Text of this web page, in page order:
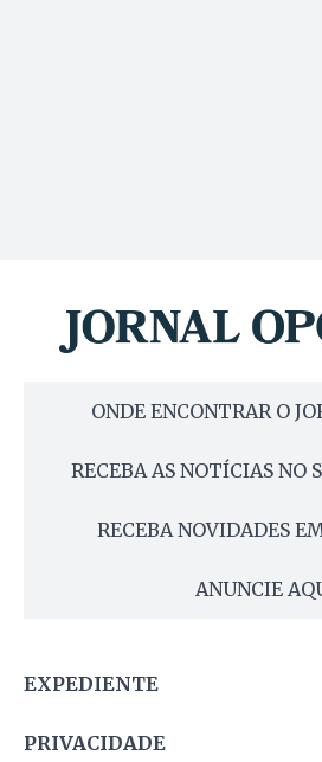
ONDE ENCONTRAR O
RECEBA AS NOTÍCIAS NO
RECEBA NOVIDADES
ANUNCIE
EXPEDIENTE
PRIVACIDADE